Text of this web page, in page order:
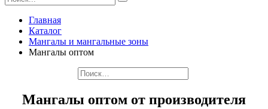
Главная
Каталог
Мангалы и мангальные зоны
Мангалы оптом
Мангалы оптом от производителя